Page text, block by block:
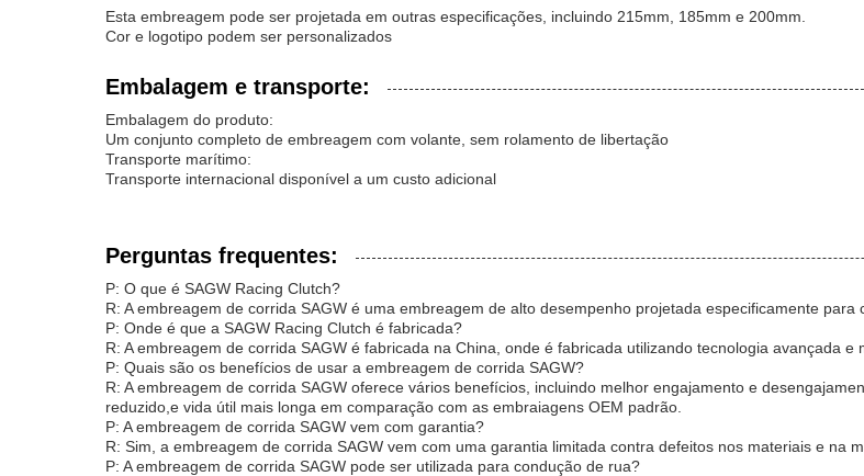
Esta embreagem pode ser projetada em outras especificações, incluindo 215mm, 185mm e 200mm.
Cor e logotipo podem ser personalizados
Embalagem e transporte:
Embalagem do produto:
Um conjunto completo de embreagem com volante, sem rolamento de libertação
Transporte marítimo:
Transporte internacional disponível a um custo adicional
Perguntas frequentes:
P: O que é SAGW Racing Clutch?
R: A embreagem de corrida SAGW é uma embreagem de alto desempenho projetada especificamente para
P: Onde é que a SAGW Racing Clutch é fabricada?
R: A embreagem de corrida SAGW é fabricada na China, onde é fabricada utilizando tecnologia avançada e
P: Quais são os benefícios de usar a embreagem de corrida SAGW?
R: A embreagem de corrida SAGW oferece vários benefícios, incluindo melhor engajamento e
reduzido,e vida útil mais longa em comparação com as embraiagens OEM padrão.
P: A embreagem de corrida SAGW vem com garantia?
R: Sim, a embreagem de corrida SAGW vem com uma garantia limitada contra defeitos nos materiais e na
P: A embreagem de corrida SAGW pode ser utilizada para condução de rua?